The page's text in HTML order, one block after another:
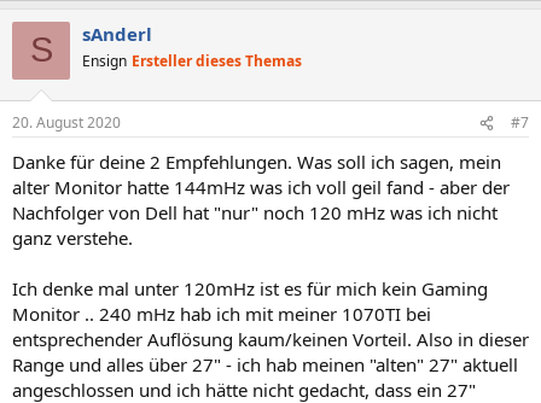
S sAnderl
Ensign Ersteller dieses Themas
20. August 2020 #7
Danke für deine 2 Empfehlungen. Was soll ich sagen, mein
alter Monitor hatte 144mHz was ich voll geil fand - aber der
Nachfolger von Dell hat "nur" noch 120 mHz was ich nicht
ganz verstehe.
Ich denke mal unter 120mHz ist es für mich kein Gaming
Monitor .. 240 mHz hab ich mit meiner 1070TI bei
entsprechender Auflösung kaum/keinen Vorteil. Also in dieser
Range und alles über 27" - ich hab meinen "alten" 27" aktuell
angeschlossen und ich hätte nicht gedacht, dass ein 27"